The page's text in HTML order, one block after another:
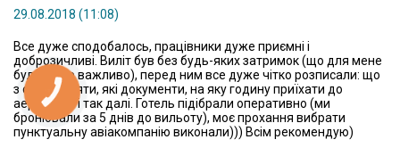
29.08.2018 (11:08)
Все дуже сподобалось, працівники дуже приємні і
доброзичливі. Виліт був без будь-яких затримок (що для мене
було дуже важливо), перед ним все дуже чітко розписали: що
з собою взяти, які документи, на яку годину приїхати до
аеропорту і так далі. Готель підібрали оперативно (ми
бронювали за 5 днів до вильоту), моє прохання вибрати
пунктуальну авіакомпанію виконали))) Всім рекомендую)